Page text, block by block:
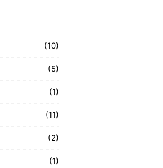
(10)
(5)
(1)
(11)
(2)
(1)